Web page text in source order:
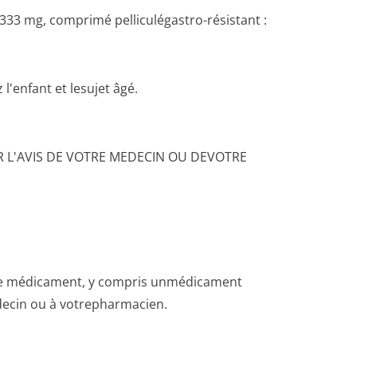
333 mg, comprimé pelliculégastro-résistant :
l'enfant et lesujet âgé.
DE VOTRE MEDECIN OU DEVOTRE
médicament, y compris unmédicament
ou à votrepharmacien.